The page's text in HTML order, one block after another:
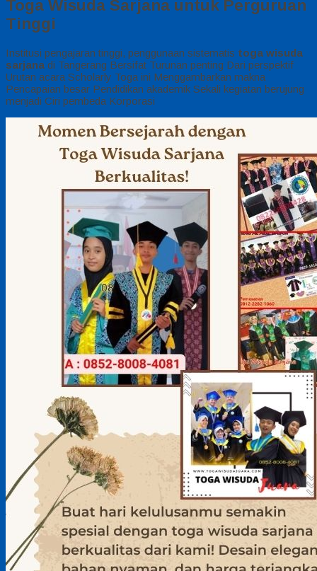
Toga Wisuda Sarjana untuk Perguruan
Tinggi
Institusi pengajaran tinggi, penggunaan sistematis toga wisuda
sarjana di Tangerang Bersifat Turunan penting Dari perspektif
Urutan acara Scholarly Toga ini Menggambarkan makna
Pencapaian besar Pendidikan akademik Sekali kegiatan berujung
menjadi Ciri pembeda Korporasi